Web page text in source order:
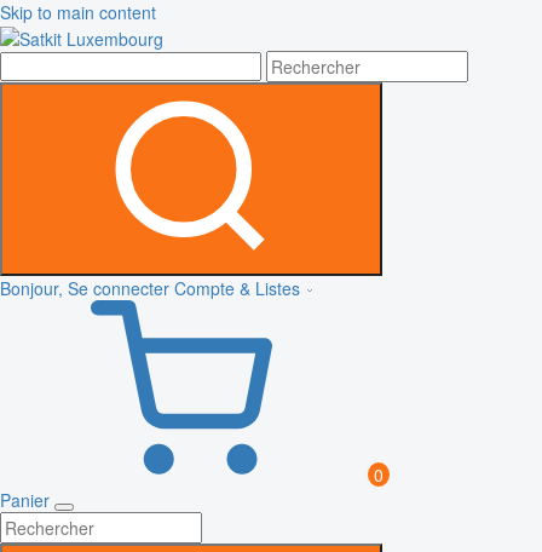
Skip to main content
Bonjour, Se connecter Compte & Listes
0
Panier